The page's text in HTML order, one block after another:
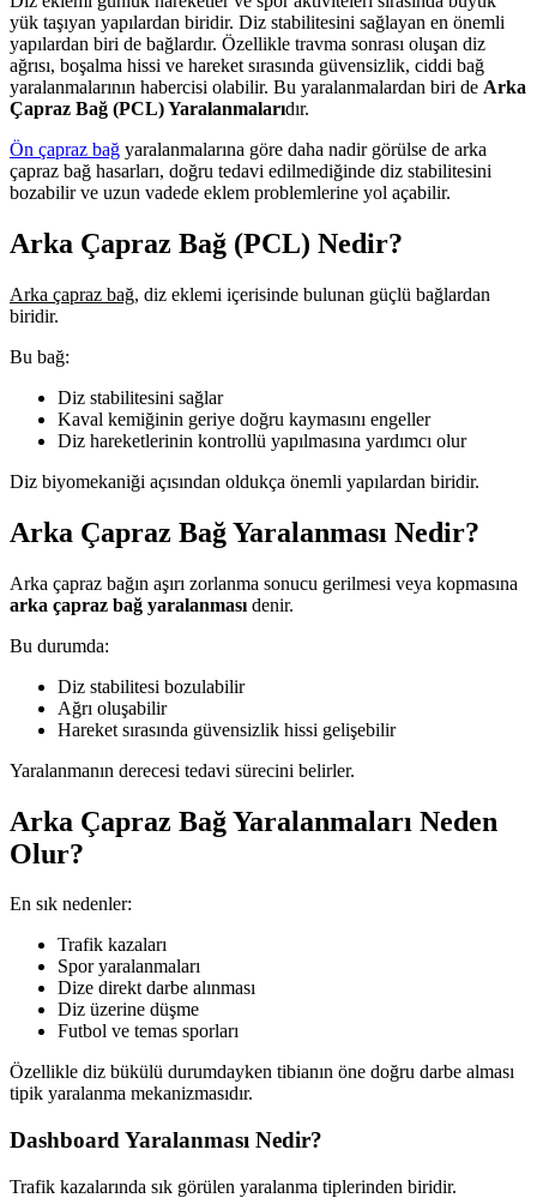
yük taşıyan yapılardan biridir. Diz stabilitesini sağlayan en önemli
yapılardan biri de bağlardır. Özellikle travma sonrası oluşan diz
ağrısı, boşalma hissi ve hareket sırasında güvensizlik, ciddi bağ
yaralanmalarının habercisi olabilir. Bu yaralanmalardan biri de Arka
Çapraz Bağ (PCL) Yaralanmalarıdır.
Ön çapraz bağ yaralanmalarına göre daha nadir görülse de arka
çapraz bağ hasarları, doğru tedavi edilmediğinde diz stabilitesini
bozabilir ve uzun vadede eklem problemlerine yol açabilir.
Arka Çapraz Bağ (PCL) Nedir?
Arka çapraz bağ, diz eklemi içerisinde bulunan güçlü bağlardan
biridir.
Bu bağ:
Diz stabilitesini sağlar
Kaval kemiğinin geriye doğru kaymasını engeller
Diz hareketlerinin kontrollü yapılmasına yardımcı olur
Diz biyomekaniği açısından oldukça önemli yapılardan biridir.
Arka Çapraz Bağ Yaralanması Nedir?
Arka çapraz bağın aşırı zorlanma sonucu gerilmesi veya kopmasına
arka çapraz bağ yaralanması denir.
Bu durumda:
Diz stabilitesi bozulabilir
Ağrı oluşabilir
Hareket sırasında güvensizlik hissi gelişebilir
Yaralanmanın derecesi tedavi sürecini belirler.
Arka Çapraz Bağ Yaralanmaları Neden
Olur?
En sık nedenler:
Trafik kazaları
Spor yaralanmaları
Dize direkt darbe alınması
Diz üzerine düşme
Futbol ve temas sporları
Özellikle diz bükülü durumdayken tibianın öne doğru darbe alması
tipik yaralanma mekanizmasıdır.
Dashboard Yaralanması Nedir?
Trafik kazalarında sık görülen yaralanma tiplerinden biridir.